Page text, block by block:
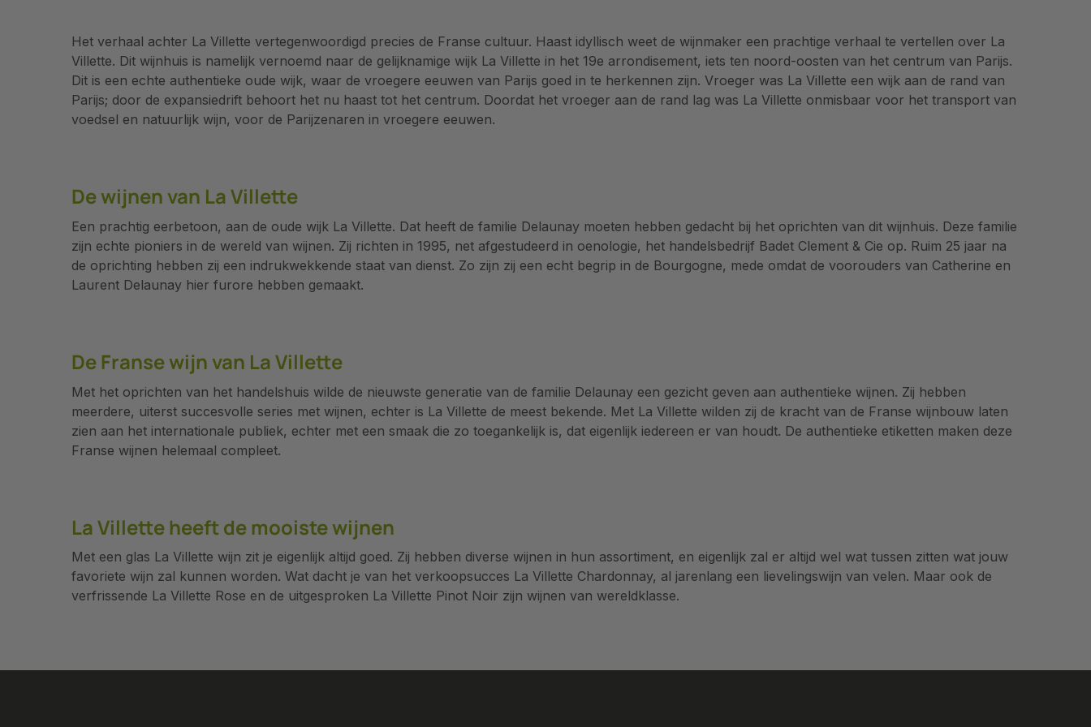
Het verhaal achter La Villette vertegenwoordigd precies de Franse cultuur. Haast idyllisch weet de wijnmaker een prachtige verhaal te vertellen over La
Villette. Dit wijnhuis is namelijk vernoemd naar de gelijknamige wijk La Villette in het 19e arrondisement, iets ten noord-oosten van het centrum van Parijs.
Dit is een echte authentieke oude wijk, waar de vroegere eeuwen van Parijs goed in te herkennen zijn. Vroeger was La Villette een wijk aan de rand van
Parijs; door de expansiedrift behoort het nu haast tot het centrum. Doordat het vroeger aan de rand lag was La Villette onmisbaar voor het transport van
voedsel en natuurlijk wijn, voor de Parijzenaren in vroegere eeuwen.
De wijnen van La Villette
Een prachtig eerbetoon, aan de oude wijk La Villette. Dat heeft de familie Delaunay moeten hebben gedacht bij het oprichten van dit wijnhuis. Deze familie
zijn echte pioniers in de wereld van wijnen. Zij richten in 1995, net afgestudeerd in oenologie, het handelsbedrijf Badet Clement & Cie op. Ruim 25 jaar na
de oprichting hebben zij een indrukwekkende staat van dienst. Zo zijn zij een echt begrip in de Bourgogne, mede omdat de voorouders van Catherine en
Laurent Delaunay hier furore hebben gemaakt.
De Franse wijn van La Villette
Met het oprichten van het handelshuis wilde de nieuwste generatie van de familie Delaunay een gezicht geven aan authentieke wijnen. Zij hebben
meerdere, uiterst succesvolle series met wijnen, echter is La Villette de meest bekende. Met La Villette wilden zij de kracht van de Franse wijnbouw laten
zien aan het internationale publiek, echter met een smaak die zo toegankelijk is, dat eigenlijk iedereen er van houdt. De authentieke etiketten maken deze
Franse wijnen helemaal compleet.
La Villette heeft de mooiste wijnen
Met een glas La Villette wijn zit je eigenlijk altijd goed. Zij hebben diverse wijnen in hun assortiment, en eigenlijk zal er altijd wel wat tussen zitten wat jouw
favoriete wijn zal kunnen worden. Wat dacht je van het verkoopsucces La Villette Chardonnay, al jarenlang een lievelingswijn van velen. Maar ook de
verfrissende La Villette Rose en de uitgesproken La Villette Pinot Noir zijn wijnen van wereldklasse.